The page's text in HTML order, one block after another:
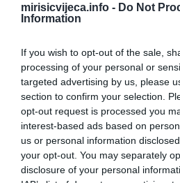
mirisicvijeca.info - Do Not
Information
If you wish to opt-out of the sale,
processing of your personal or
targeted advertising by us, please
section to confirm your selection.
opt-out request is processed you
interest-based ads based on
us or personal information
your opt-out. You may separately
disclosure of your personal
Valentina je sjedila za stolom,
— Mama, oprosti.
Nisam odmah odgovorila.
Nekad sam mislila da ću za tu
Ali kad konačno dođe, shvatiš da
potezom obrišu godine.